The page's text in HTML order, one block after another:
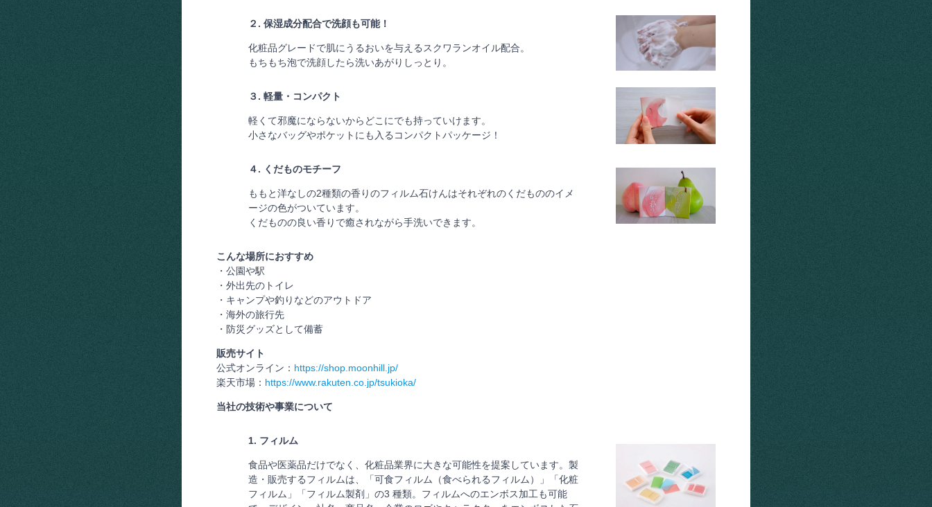
２. 保湿成分配合で洗顔も可能！
化粧品グレードで肌にうるおいを与えるスクワランオイル配合。
もちもち泡で洗顔したら洗いあがりしっとり。
３. 軽量・コンパクト
軽くて邪魔にならないからどこにでも持っていけます。
小さなバッグやポケットにも入るコンパクトパッケージ！
４. くだものモチーフ
ももと洋なしの2種類の香りのフィルム石けんはそれぞれのくだもののイメ
ージの色がついています。
くだものの良い香りで癒されながら手洗いできます。
こんな場所におすすめ
・公園や駅
・外出先のトイレ
・キャンプや釣りなどのアウトドア
・海外の旅行先
・防災グッズとして備蓄
販売サイト
公式オンライン： https://shop.moonhill.jp/
楽天市場： https://www.rakuten.co.jp/tsukioka/
当社の技術や事業について
1. フィルム
食品や医薬品だけでなく、化粧品業界に大きな可能性を提案しています。製
造・販売するフィルムは、「可食フィルム（食べられるフィルム）」「化粧
フィルム」「フィルム製剤」の3 種類。フィルムへのエンボス加工も可能